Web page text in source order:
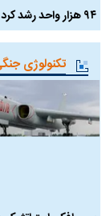
۹۴ هزار واحد رشد کرد
تکنولوژی